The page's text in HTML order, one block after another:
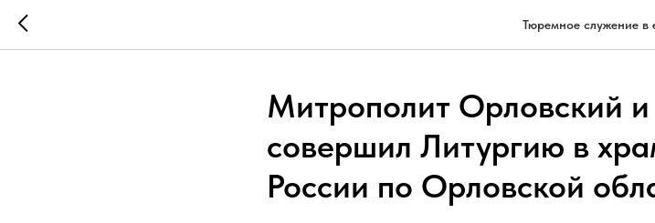
Тюремное служение в
Митрополит Орловский и
совершил Литургию в
России по Орловской